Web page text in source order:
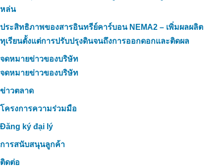
หล่น
ประสิทธิภาพของสารอินทรีย์คาร์บอน NEMA2 – เพิ่มผลผลิต
ทุเรียนตั้งแต่การปรับปรุงดินจนถึงการออกดอกและติดผล
จดหมายข่าวของบริษัท
จดหมายข่าวของบริษัท
ข่าวตลาด
โครงการความร่วมมือ
Đăng ký đại lý
การสนับสนุนลูกค้า
ติดต่อ